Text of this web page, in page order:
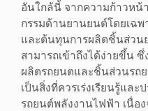
อันใกล้นี้ จากความก้าวหน้
กรรมด้านยานยนต์โดยเฉ
และต้นทุนการผลิตชิ้นส่วน
สามารถเข้าถึงได้ง่ายขึ้น ซึ่
ผลิตรถยนตและชิ้นส่วนรถ
เป็นสิ่งที่ควรเร่งเรียนรู้แล
รถยนต์พลังงานไฟฟ้า เนื่อ